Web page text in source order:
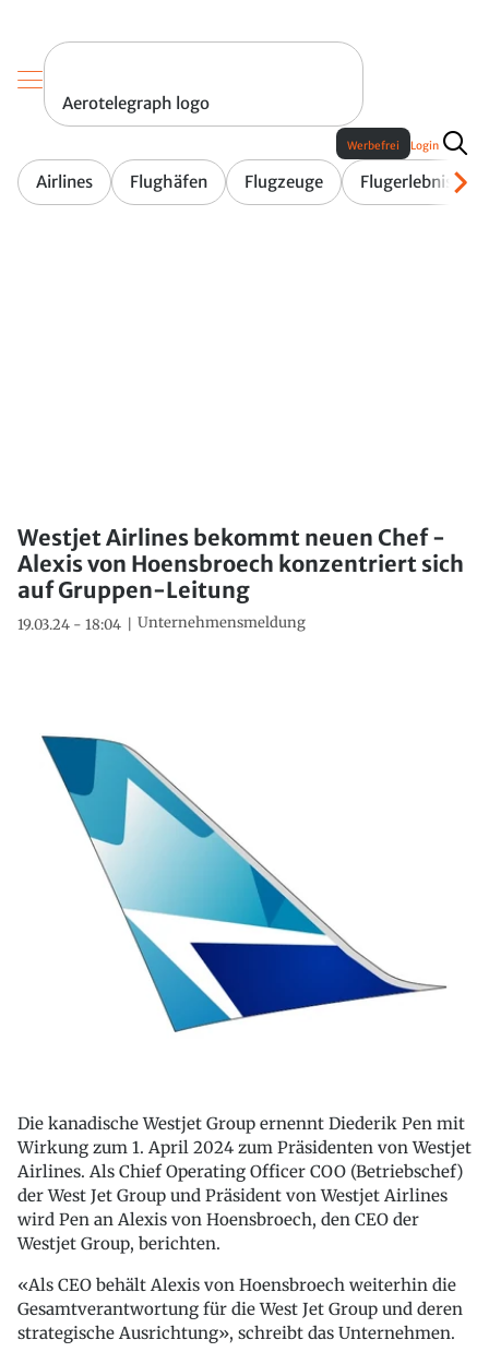
Aerotelegraph logo
Airlines Flughäfen Flugzeuge Flugerlebnis
Werbefrei Login
Westjet Airlines bekommt neuen Chef -
Alexis von Hoensbroech konzentriert sich
auf Gruppen-Leitung
19.03.24 - 18:04 Unternehmensmeldung
Die kanadische Westjet Group ernennt Diederik Pen mit
Wirkung zum 1. April 2024 zum Präsidenten von Westjet
Airlines. Als Chief Operating Officer COO (Betriebschef)
der West Jet Group und Präsident von Westjet Airlines
wird Pen an Alexis von Hoensbroech, den CEO der
Westjet Group, berichten.
«Als CEO behält Alexis von Hoensbroech weiterhin die
Gesamtverantwortung für die West Jet Group und deren
strategische Ausrichtung», schreibt das Unternehmen.